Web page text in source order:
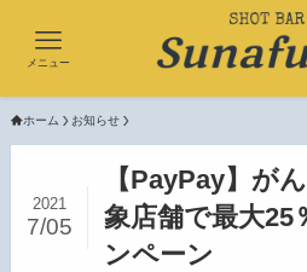
メニュー
ホーム お知らせ
【PayPay】が
象店舗で最大25
ンペーン
2021
7/05